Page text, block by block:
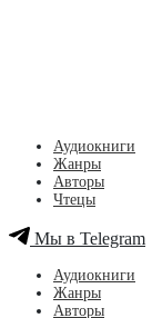
Аудиокниги
Жанры
Авторы
Чтецы
Мы в Telegram
Аудиокниги
Жанры
Авторы